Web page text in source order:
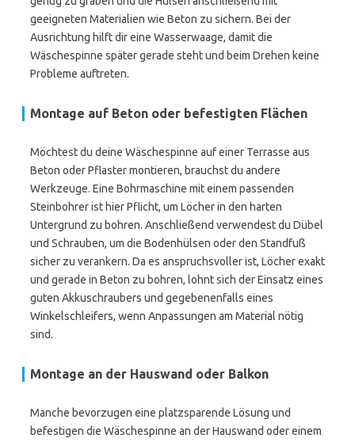
geeigneten Materialien wie Beton zu sichern. Bei der
Ausrichtung hilft dir eine Wasserwaage, damit die
Wäschespinne später gerade steht und beim Drehen keine
Probleme auftreten.
Montage auf Beton oder befestigten Flächen
Möchtest du deine Wäschespinne auf einer Terrasse aus
Beton oder Pflaster montieren, brauchst du andere
Werkzeuge. Eine Bohrmaschine mit einem passenden
Steinbohrer ist hier Pflicht, um Löcher in den harten
Untergrund zu bohren. Anschließend verwendest du Dübel
und Schrauben, um die Bodenhülsen oder den Standfuß
sicher zu verankern. Da es anspruchsvoller ist, Löcher exakt
und gerade in Beton zu bohren, lohnt sich der Einsatz eines
guten Akkuschraubers und gegebenenfalls eines
Winkelschleifers, wenn Anpassungen am Material nötig
sind.
Montage an der Hauswand oder Balkon
Manche bevorzugen eine platzsparende Lösung und
befestigen die Wäschespinne an der Hauswand oder einem